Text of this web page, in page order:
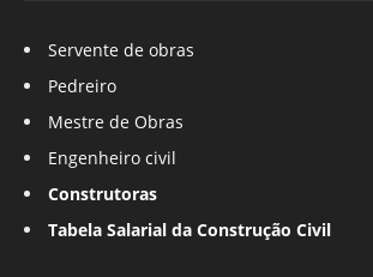
Servente de obras
Pedreiro
Mestre de Obras
Engenheiro civil
Construtoras
Tabela Salarial da Construção Civil